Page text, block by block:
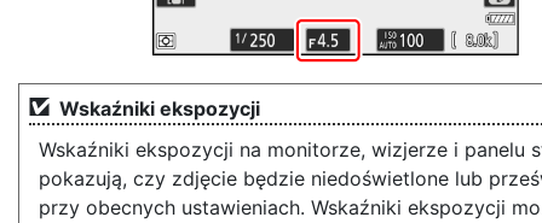
Wskaźniki ekspozycji
Wskaźniki ekspozycji na monitorze, wizjerze i panelu
pokazują, czy zdjęcie będzie niedoświetlone lub
przy obecnych ustawieniach. Wskaźniki ekspozycji